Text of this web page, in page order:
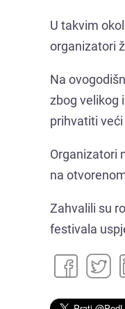
U takvim
organizatori
Na
zbog velikog
prihvatiti
Organizatori
na
Zahvalili su
festivala